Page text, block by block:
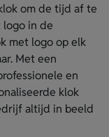
om de tijd af te
logo in de
met logo op elk
Met een
en
klok
altijd in beeld